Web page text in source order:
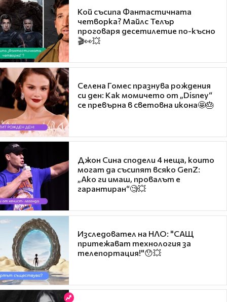
Кой съсипа Фантастичната
четворка? Майлс Телър
проговаря десетилетие по-късно
🎬👀💥
Селена Гомес празнува рождения
си ден: Как момичето от „Disney“
се превърна в световна икона🤩🎂
Джон Сина сподели 4 неща, които
могат да съсипят всяко GenZ:
„Ако ги имаш, провалът е
гарантиран“🧐💥
Изследовател на НЛО: "САЩ
притежават технология за
телепортация!"😯💥